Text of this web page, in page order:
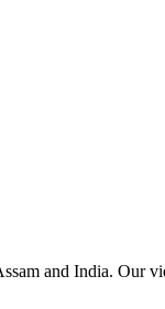
and India. Our